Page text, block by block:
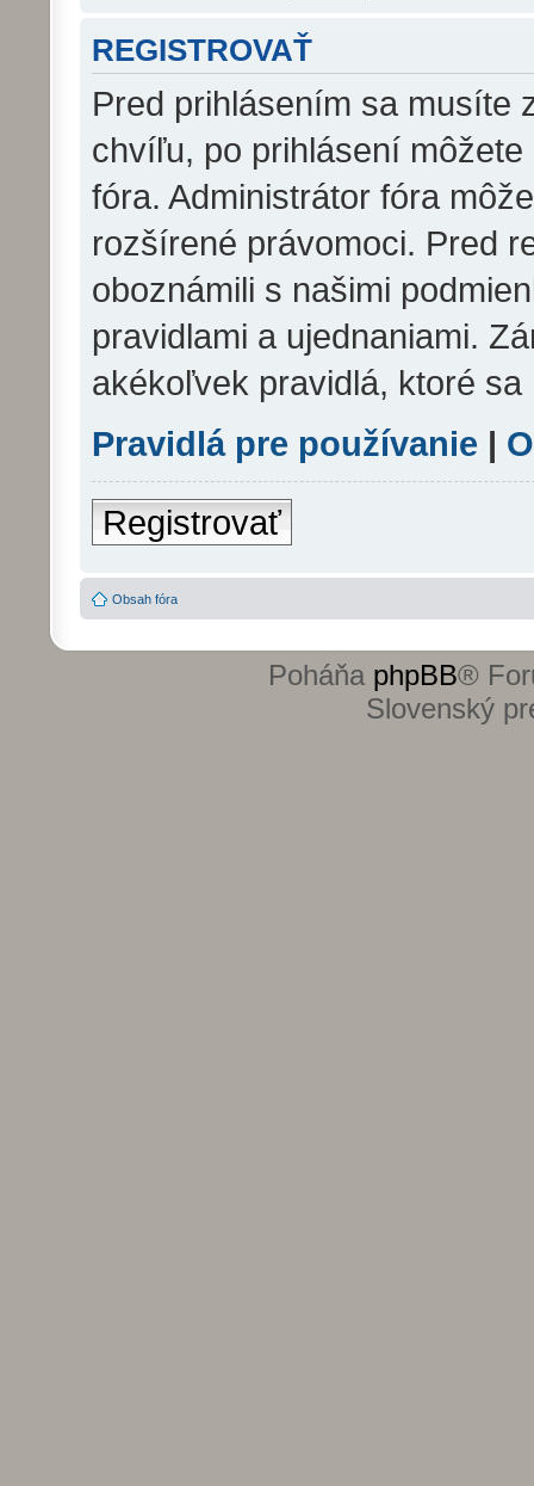
REGISTROVAŤ
Pred prihlásením sa musíte
chvíľu, po prihlásení
fóra. Administrátor fóra
rozšírené právomoci. Pred
oboznámili s našimi
pravidlami a ujednaniami.
akékoľvek pravidlá, ktoré sa
Pravidlá pre používanie |
Registrovať
Obsah fóra
Poháňa phpBB®
Slovenský